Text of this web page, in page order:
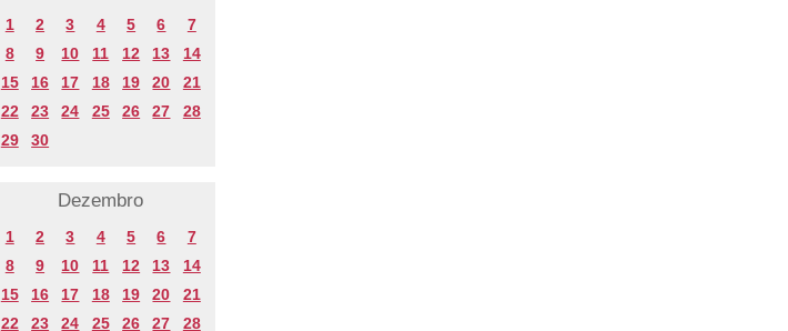
1 2 3 4 5 6
7
8
9 10 11 12 13
14
15
16 17 18 19 20
21
22
23 24 25 26 27
28
29
30
Dezembro
1 2 3 4 5 6
7
8
9 10 11 12 13
14
15
16 17 18 19 20
21
22
23 24 25 26 27 28